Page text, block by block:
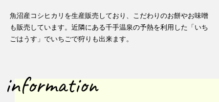
魚沼産コシヒカリを生産販売しており、こだわりのお餅やお味噌
も販売しています。近隣にある千手温泉の予熱を利用した「いち
ごはうす」でいちごで狩りも出来ます。
information